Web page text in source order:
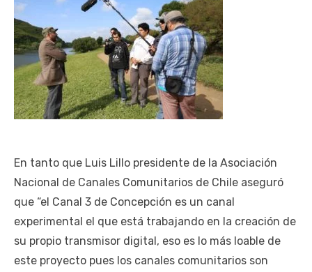
En tanto que Luis Lillo presidente de la Asociación
Nacional de Canales Comunitarios de Chile aseguró
que “el Canal 3 de Concepción es un canal
experimental el que está trabajando en la creación de
su propio transmisor digital, eso es lo más loable de
este proyecto pues los canales comunitarios son